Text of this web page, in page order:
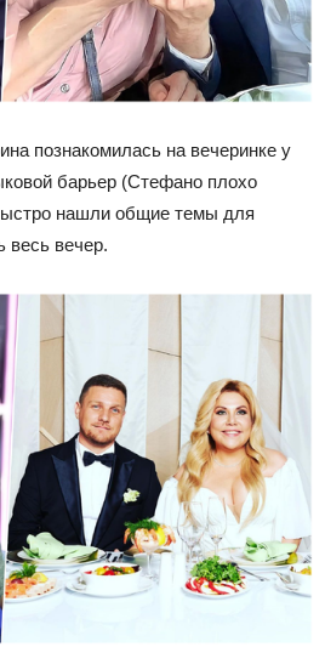
познакомилась на вечеринке у
барьер (Стефано плохо
нашли общие темы для
весь вечер.